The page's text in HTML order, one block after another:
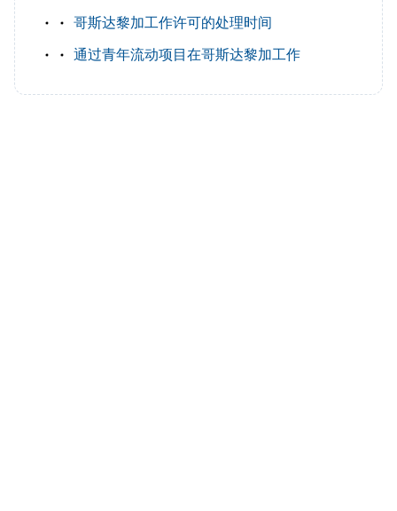
哥斯达黎加工作许可的处理时间
通过青年流动项目在哥斯达黎加工作